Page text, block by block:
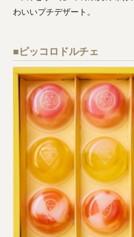
わいいプチデザート。
■ピッコロドルチェ